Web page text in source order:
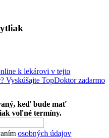
k lekárovi v tejto
Vyskúšajte TopDoktor zadarmo
keď bude mať
voľné termíny.
osobných údajov